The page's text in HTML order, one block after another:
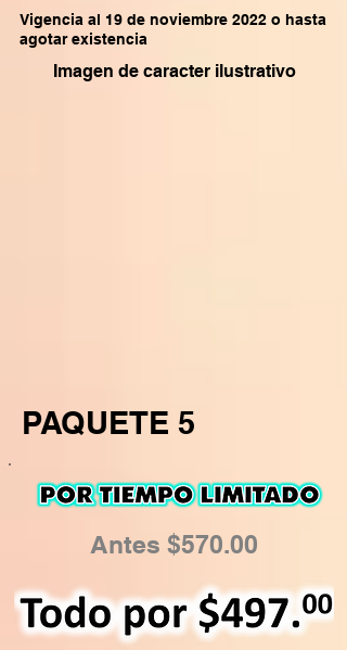
Vigencia al 19 de noviembre 2022 o hasta
agotar existencia
Imagen de caracter ilustrativo
PAQUETE 5
Antes $570.00